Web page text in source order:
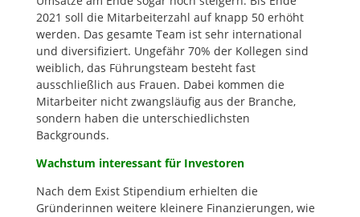
2021 soll die Mitarbeiterzahl auf knapp 50 erhöht
werden. Das gesamte Team ist sehr international
und diversifiziert. Ungefähr 70% der Kollegen sind
weiblich, das Führungsteam besteht fast
ausschließlich aus Frauen. Dabei kommen die
Mitarbeiter nicht zwangsläufig aus der Branche,
sondern haben die unterschiedlichsten
Backgrounds.
Wachstum interessant für Investoren
Nach dem Exist Stipendium erhielten die
Gründerinnen weitere kleinere Finanzierungen, wie